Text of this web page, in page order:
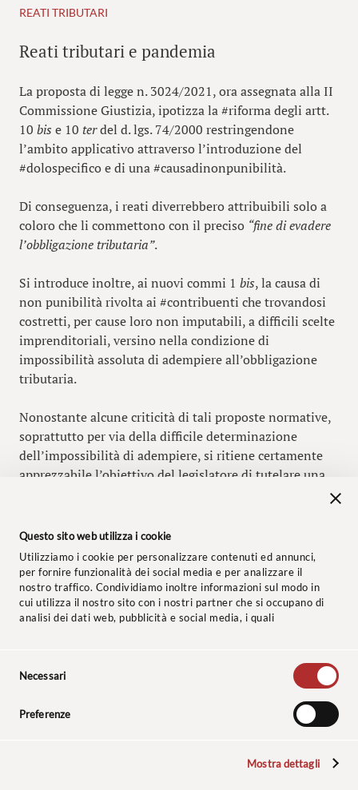
Questo sito web utilizza i cookie
Utilizziamo i cookie per personalizzare contenuti ed annunci,
per fornire funzionalità dei social media e per analizzare il
nostro traffico. Condividiamo inoltre informazioni sul modo in
cui utilizza il nostro sito con i nostri partner che si occupano di
analisi dei dati web, pubblicità e social media, i quali
Necessari
Preferenze
Mostra dettagli
REATI TRIBUTARI
Reati tributari e pandemia
La proposta di legge n. 3024/2021, ora assegnata alla II
Commissione Giustizia, ipotizza la #riforma degli artt.
10 bis e 10 terdel d. lgs. 74/2000 restringendone
l’ambito applicativo attraverso l’introduzione del
#dolospecifico e di una #causadinonpunibilità.
Di conseguenza, i reati diverrebbero attribuibili solo a
coloro che li commettono con il preciso “fine di evadere
l’obbligazione tributaria”.
Si introduce inoltre, ai nuovi commi 1 bis, la causa di
non punibilità rivolta ai #contribuenti che trovandosi
costretti, per cause loro non imputabili, a difficili scelte
imprenditoriali, versino nella condizione di
impossibilità assoluta di adempiere all’obbligazione
tributaria.
Nonostante alcune criticità di tali proposte normative,
soprattutto per via della difficile determinazione
dell’impossibilità di adempiere, si ritiene certamente
apprezzabile l’obiettivo del legislatore di tutelare una
Marialaura Brancato
© 2024 Studio Legale Baccaredda Boy. Tutti i diritti riservati.
Codice
Etico–Polizza Assicurativa
Le sculture, le cui foto sono riprodotte nel sito, sono opere dello scultore: